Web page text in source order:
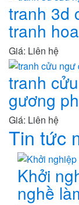
tranh 3d
tranh
Giá: Liên hệ
tranh
gương
Giá: Liên hệ
Tin tức
Khởi
nghề